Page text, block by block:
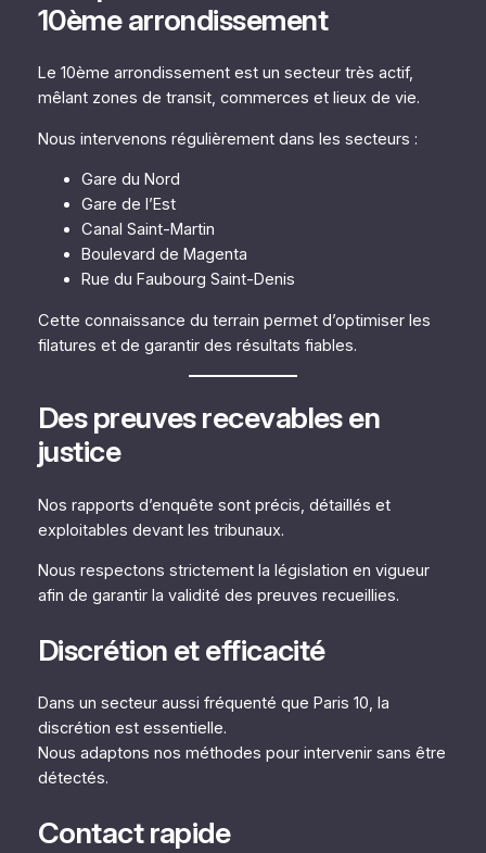
10ème arrondissement
Le 10ème arrondissement est un secteur très actif,
mêlant zones de transit, commerces et lieux de vie.
Nous intervenons régulièrement dans les secteurs :
Gare du Nord
Gare de l’Est
Canal Saint-Martin
Boulevard de Magenta
Rue du Faubourg Saint-Denis
Cette connaissance du terrain permet d’optimiser les
filatures et de garantir des résultats fiables.
Des preuves recevables en
justice
Nos rapports d’enquête sont précis, détaillés et
exploitables devant les tribunaux.
Nous respectons strictement la législation en vigueur
afin de garantir la validité des preuves recueillies.
Discrétion et efficacité
Dans un secteur aussi fréquenté que Paris 10, la
discrétion est essentielle.
Nous adaptons nos méthodes pour intervenir sans être
détectés.
Contact rapide